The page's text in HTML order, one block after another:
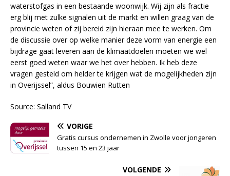
waterstofgas in een bestaande woonwijk. Wij zijn als fractie
erg blij met zulke signalen uit de markt en willen graag van de
provincie weten of zij bereid zijn hieraan mee te werken. Om
de discussie over op welke manier deze vorm van energie een
bijdrage gaat leveren aan de klimaatdoelen moeten we wel
eerst goed weten waar we het over hebben. Ik heb deze
vragen gesteld om helder te krijgen wat de mogelijkheden zijn
in Overijssel”, aldus Bouwien Rutten
Source: Salland TV
VORIGE
Gratis cursus ondernemen in Zwolle voor jongeren
tussen 15 en 23 jaar
VOLGENDE